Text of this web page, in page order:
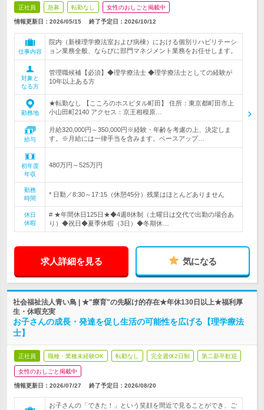
正社員 急募 転勤なし 女性のおしごと掲載中
情報更新日：2026/05/15 終了予定日： 2026/10/12
仕事内容
院内（新棟理学療法室および病棟）における個別リハビリテーシ
ョン業務全般、ならびに部門マネジメント業務をお任せします。
対象と
なる方
管理職候補【必須】◆理学療法士 ◆理学療法士としての経験が
10年以上ある方
勤務地
★転勤なし 【こころのホスピタル町田】 住所：東京都町田市上
小山田町2140 アクセス：京王相模原…
給与
月給320,000円～350,000円※経験・年齢を考慮の上、決定しま
す。※月給には一律手当を含みます。ベースアップ…
初年度
年収
480万円～525万円
勤務
時間
* 日勤／8:30～17:15（休憩45分）残業はほとんどありません
休日
休暇
# ★年間休日125日★◆4週8休制（土曜日は交代で出勤の場合あ
り）◆祝日◆夏季休暇（3日）◆冬期休…
求人詳細を見る 気になる
社会福祉法人青い鳥 | ★"療育"の先駆け的存在★年休130日以上★福利厚
生・休暇充実
お子さんの成長・発達を促し生活の可能性を広げる【理学療法
士】
正社員 職種・業種未経験OK 転勤なし 完全週休2日制 第二新卒歓迎
女性のおしごと掲載中
情報更新日：2026/07/27 終了予定日： 2026/08/20
お子さんの「できた！」という笑顔を間近で見ることができ、ご